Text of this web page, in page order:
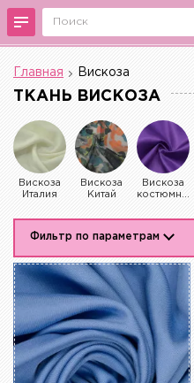
Главная Вискоза
ТКАНЬ ВИСКОЗА
Вискоза
Италия
Вискоза
Китай
Вискоза
костюмная
Фильтр по параметрам